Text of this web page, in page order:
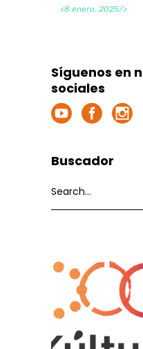
<8 enero, 2025/>
Síguenos en
sociales
Buscador
for: